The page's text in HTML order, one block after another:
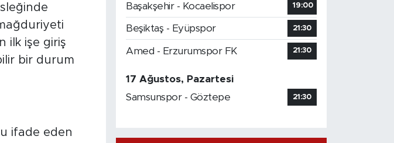
ilk işe giriş
bir durum
ifade eden
Başakşehir - Kocaelispor
19:00
Beşiktaş - Eyüpspor 21:30
Amed - Erzurumspor FK 21:30
17 Ağustos, Pazartesi
Samsunspor - Göztepe
21:30